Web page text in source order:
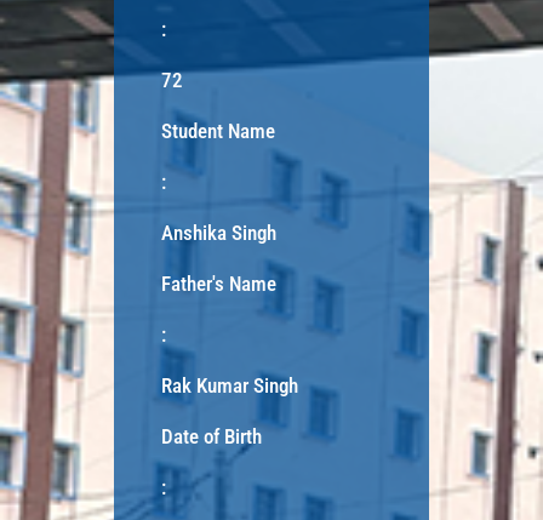
:
72
Student Name
:
Anshika Singh
Father's Name
:
Rak Kumar Singh
Date of Birth
: